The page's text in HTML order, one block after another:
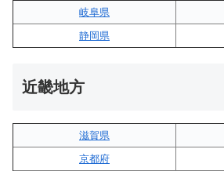
岐阜県
静岡県
近畿地方
滋賀県
京都府